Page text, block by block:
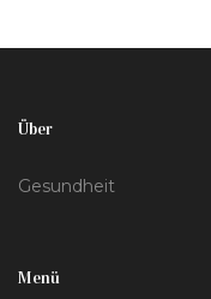
Über
Gesundheit
Menü